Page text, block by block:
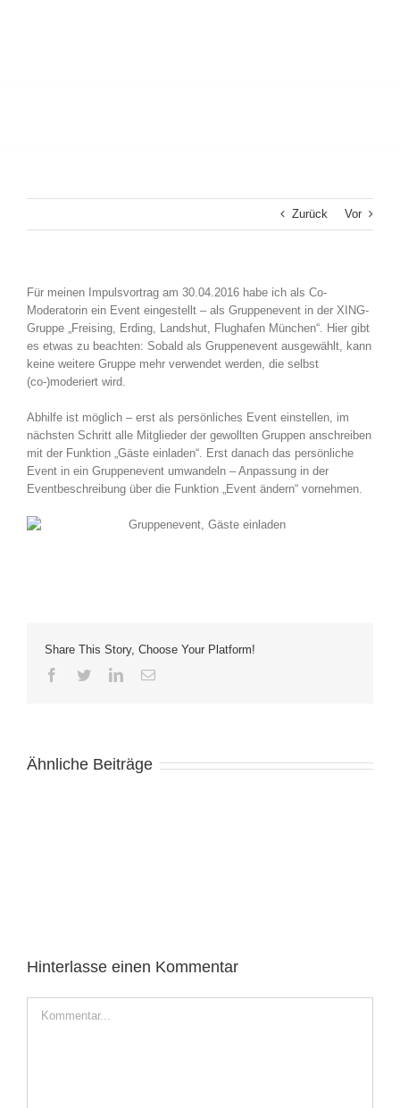
Zurück Vor
Für meinen Impulsvortrag am 30.04.2016 habe ich als Co-
Moderatorin ein Event eingestellt – als Gruppenevent in der XING-
Gruppe „Freising, Erding, Landshut, Flughafen München“. Hier gibt
es etwas zu beachten: Sobald als Gruppenevent ausgewählt, kann
keine weitere Gruppe mehr verwendet werden, die selbst
(co-)moderiert wird.
Abhilfe ist möglich – erst als persönliches Event einstellen, im
nächsten Schritt alle Mitglieder der gewollten Gruppen anschreiben
mit der Funktion „Gäste einladen“. Erst danach das persönliche
Event in ein Gruppenevent umwandeln – Anpassung in der
Eventbeschreibung über die Funktion „Event ändern“ vornehmen.
Share This Story, Choose Your Platform!
Facebook
TwitterLinkedIn
E-
Ähnliche Beiträge
Hinterlasse einen Kommentar